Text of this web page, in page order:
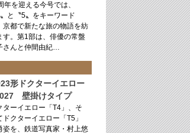
年を迎える今号では、
〟と〝5〟をキーワード
京都で新たな旅の物語を紡
す。第1部は、俳優の常盤
さんと仲間由紀…
形ドクターイエロー
壁掛けタイプ
ターイエロー「T4」、そ
ドクターイエロー「T5」
姿を、鉄道写真家・村上悠